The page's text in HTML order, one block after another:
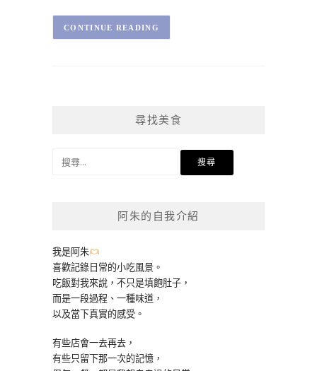
CONTINUE READING
尋找美食
阿朱的自我介紹
我是阿朱
喜歡記錄日常的小吃風景。
吃飯對我來說，不只是填飽肚子，
而是一段過程、一種味道，
以及當下真實的感受。
有些店會一去再去，
有些只留下那一次的記憶，